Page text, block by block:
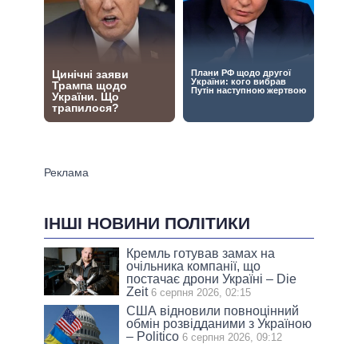
ІНШІ НОВИНИ ПОЛІТИКИ
Кремль готував замах на
очільника компанії, що
постачає дрони Україні – Die
Zeit 6 серпня 2026, 02:15
США відновили повноцінний
обмін розвідданими з Україною
– Politico 6 серпня 2026, 09:12